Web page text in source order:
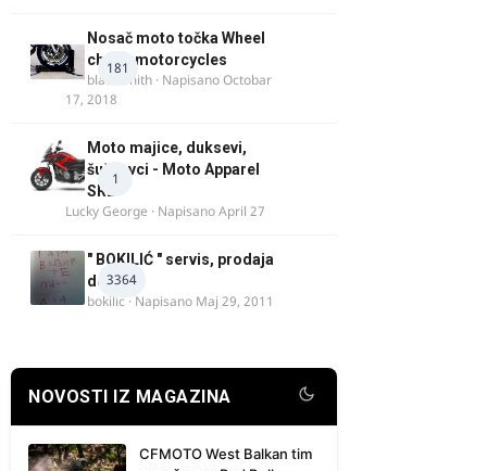
181
Nosač moto točka Wheel
chock motorcycles
blacksmith · NapisanoOctobar
17, 2018
1
Moto majice, duksevi,
šuškavci - Moto Apparel
SRB
Lucky George · NapisanoApril 27
3364
" BOKILIĆ " servis, prodaja
delova
bokilic · Napisano Maj 29, 2011
NOVOSTI IZ MAGAZINA
CFMOTO West Balkan tim